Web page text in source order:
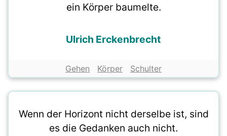
ein Körper baumelte.
Ulrich Erckenbrecht
Gehen Körper Schulter
Wenn der Horizont nicht derselbe ist, sind
es die Gedanken auch nicht.